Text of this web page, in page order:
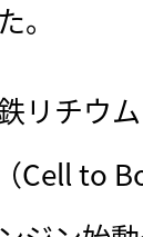
。
リチウ
Cell to